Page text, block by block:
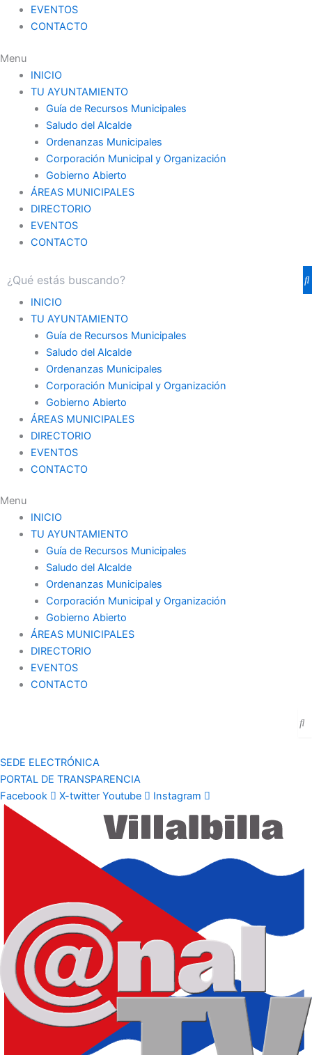
EVENTOS
CONTACTO
Menu
INICIO
TU AYUNTAMIENTO
Guía de Recursos Municipales
Saludo del Alcalde
Ordenanzas Municipales
Corporación Municipal y Organización
Gobierno Abierto
ÁREAS MUNICIPALES
DIRECTORIO
EVENTOS
CONTACTO
INICIO
TU AYUNTAMIENTO
Guía de Recursos Municipales
Saludo del Alcalde
Ordenanzas Municipales
Corporación Municipal y Organización
Gobierno Abierto
ÁREAS MUNICIPALES
DIRECTORIO
EVENTOS
CONTACTO
Menu
INICIO
TU AYUNTAMIENTO
Guía de Recursos Municipales
Saludo del Alcalde
Ordenanzas Municipales
Corporación Municipal y Organización
Gobierno Abierto
ÁREAS MUNICIPALES
DIRECTORIO
EVENTOS
CONTACTO
SEDE ELECTRÓNICA
PORTAL DE TRANSPARENCIA
Facebook
X-twitter Youtube Instagram